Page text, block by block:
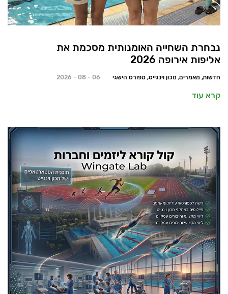
נבחרת השחייה האומנותית מסכמת את
אליפות אירופה 2026
חדשות, מאמרים, מכון וינגייט, ספורט הישגי 06 - 08 - 2026
קרא עוד